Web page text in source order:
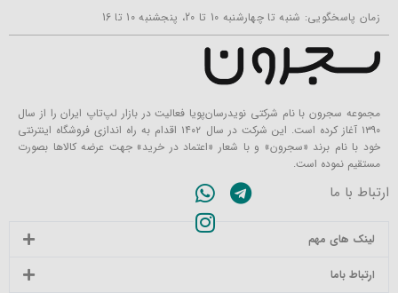
زمان پاسخگویی: شنبه تا چهارشنبه 10 تا 20، پنجشنبه 10 تا 16
مجموعه سجرون با نام شرکتی نویدرسان‌پویا فعالیت در بازار لپ‌تاپ ایران را از سال
۱۳۹۰ آغاز کرده است. این شرکت در سال ۱۴۰۲ اقدام به راه اندازی فروشگاه اینترنتی
خود با نام برند «سجرون» و با شعار «اعتماد در خرید» جهت عرضه کالاها بصورت
مستقیم نموده است.
ارتباط با ما
لینک های مهم
ارتباط باما